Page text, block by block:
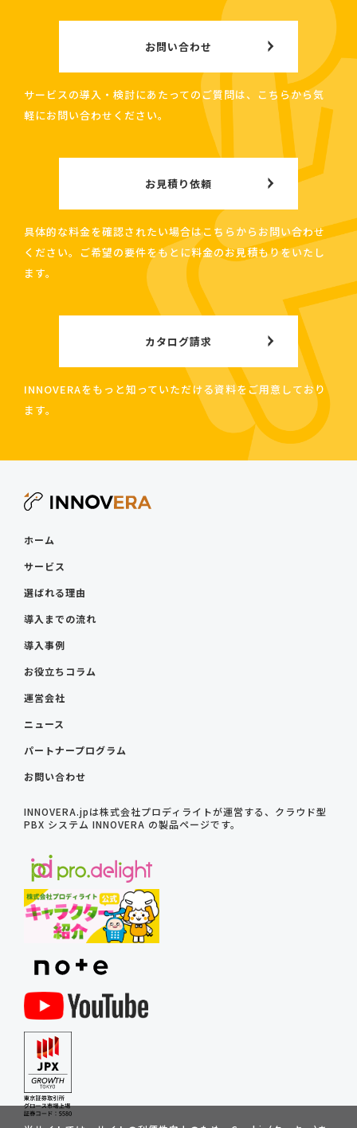
お問い合わせ
サービスの導入・検討にあたってのご質問は、こちらから気
軽にお問い合わせください。
お見積り依頼
具体的な料金を確認されたい場合はこちらからお問い合わせ
ください。ご希望の要件をもとに料金のお見積もりをいたし
ます。
カタログ請求
INNOVERAをもっと知っていただける資料をご用意しており
ます。
ホーム
サービス
選ばれる理由
導入までの流れ
導入事例
お役立ちコラム
運営会社
ニュース
パートナープログラム
お問い合わせ
INNOVERA.jpは株式会社プロディライトが運営する、クラウド型
PBX システム INNOVERA の製品ページです。